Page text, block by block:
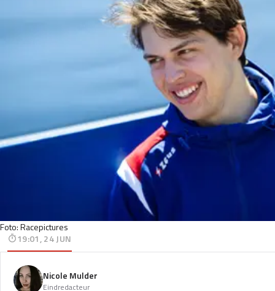
Foto: Racepictures
19:01, 24 JUN
Nicole Mulder
Eindredacteur